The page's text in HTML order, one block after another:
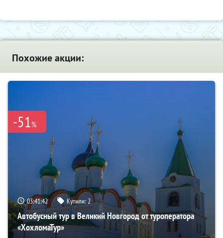
Похожие акции:
-51%
03:41:40 Купили:2
Автобусный тур в Великий Новгород от туроператора
«ХохломаТур»